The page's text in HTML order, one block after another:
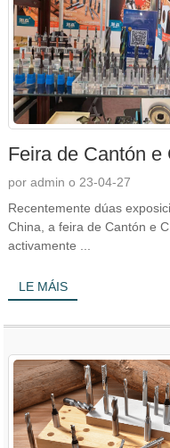
Feira de Cantón e
por admin o 23-04-27
Recentemente dúas
China, a feira de Cantón e
activamente ...
LE MÁIS